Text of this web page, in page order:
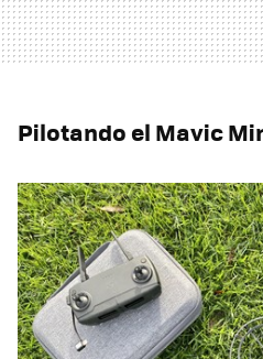
Pilotando el Mavic